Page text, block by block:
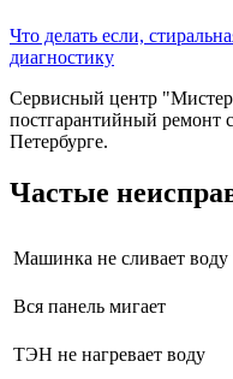
Что делать если,
диагностику
Сервисный центр
постгарантийный ремонт
Петербурге.
Частые
Машинка не сливает воду
Вся панель мигает
ТЭН не нагревает воду